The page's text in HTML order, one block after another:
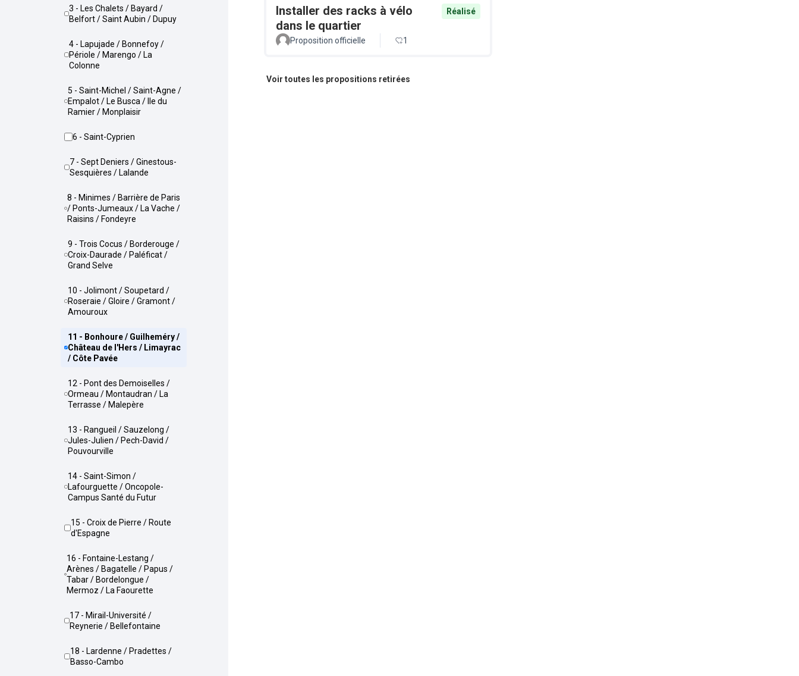
3 - Les Chalets / Bayard /
Belfort / Saint Aubin / Dupuy
4 - Lapujade / Bonnefoy /
Périole / Marengo / La
Colonne
5 - Saint-Michel / Saint-Agne /
Empalot / Le Busca / Ile du
Ramier / Monplaisir
6 - Saint-Cyprien
7 - Sept Deniers / Ginestous-
Sesquières / Lalande
8 - Minimes / Barrière de Paris
/ Ponts-Jumeaux / La Vache /
Raisins / Fondeyre
9 - Trois Cocus / Borderouge /
Croix-Daurade / Paléficat /
Grand Selve
10 - Jolimont / Soupetard /
Roseraie / Gloire / Gramont /
Amouroux
11 - Bonhoure / Guilheméry /
Château de l'Hers / Limayrac
/ Côte Pavée
12 - Pont des Demoiselles /
Ormeau / Montaudran / La
Terrasse / Malepère
13 - Rangueil / Sauzelong /
Jules-Julien / Pech-David /
Pouvourville
14 - Saint-Simon /
Lafourguette / Oncopole-
Campus Santé du Futur
15 - Croix de Pierre / Route
d'Espagne
16 - Fontaine-Lestang /
Arènes / Bagatelle / Papus /
Tabar / Bordelongue /
Mermoz / La Faourette
17 - Mirail-Université /
Reynerie / Bellefontaine
18 - Lardenne / Pradettes /
Basso-Cambo
Installer des racks à vélo
dans le quartier
Réalisé
Proposition officielle 1
Voir toutes les propositions retirées